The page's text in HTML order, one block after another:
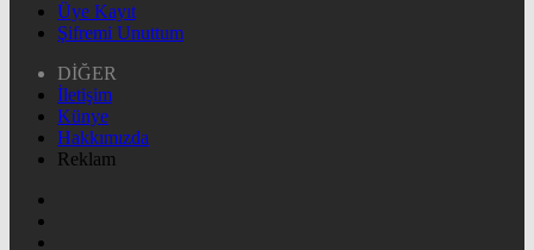
Üye Kayıt
Şifremi Unuttum
DİĞER
İletişim
Künye
Hakkımızda
Reklam